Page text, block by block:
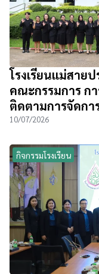
โรงเรียนแม่สาย
คณะกรรมการ ก
ติดตามการจัดกา
10/07/2026
กิจกรรมโรงเรียน